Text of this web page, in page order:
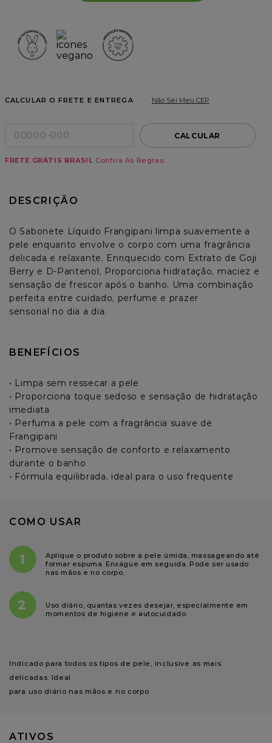
CALCULAR O FRETE E ENTREGA Não Sei Meu CEP
CALCULAR
FRETE GRÁTIS BRASIL Confira As Regras.
DESCRIÇÃO
O Sabonete Líquido Frangipani limpa suavemente a
pele enquanto envolve o corpo com uma fragrância
delicada e relaxante. Enriquecido com Extrato de Goji
Berry e D-Pantenol, Proporciona hidratação, maciez e
sensação de frescor após o banho. Uma combinação
perfeita entre cuidado, perfume e prazer
sensorial no dia a dia.
BENEFÍCIOS
• Limpa sem ressecar a pele
• Proporciona toque sedoso e sensação de hidratação
imediata
• Perfuma a pele com a fragrância suave de
Frangipani
• Promove sensação de conforto e relaxamento
durante o banho
• Fórmula equilibrada, ideal para o uso frequente
COMO USAR
1
Aplique o produto sobre a pele úmida, massageando até
formar espuma. Enxágue em seguida. Pode ser usado
nas mãos e no corpo.
2
Uso diário, quantas vezes desejar, especialmente em
momentos de higiene e autocuidado.
Indicado para todos os tipos de pele, inclusive as mais
delicadas. Ideal
para uso diário nas mãos e no corpo.
ATIVOS